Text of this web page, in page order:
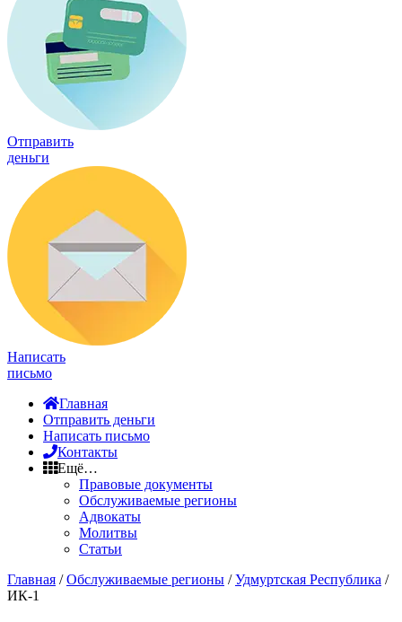
Отправить
деньги
Написать
письмо
Главная
Отправить деньги
Написать письмо
Контакты
Ещё…
Правовые документы
Обслуживаемые регионы
Адвокаты
Молитвы
Статьи
Главная /Обслуживаемые регионы /Удмуртская Республика /
ИК-1